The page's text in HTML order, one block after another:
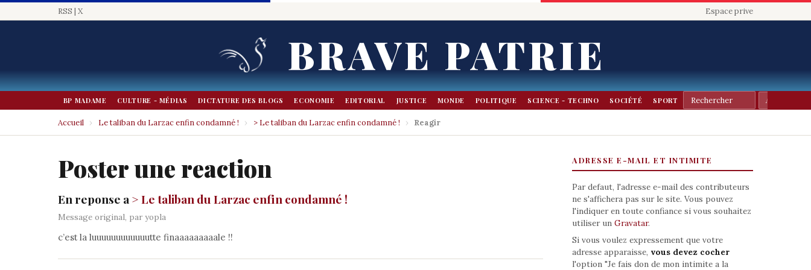
RSS | X Espace prive
BRAVE PATRIE
BP MADAME CULTURE - MÉDIAS DICTATURE DES BLOGS ECONOMIE EDITORIAL JUSTICE MONDE POLITIQUE SCIENCE - TECHNO SOCIÉTÉ SPORT
Accueil › Le taliban du Larzac enfin condamné ! › > Le taliban du Larzac enfin condamné ! › Reagir
Poster une reaction
En reponse a> Le taliban du Larzac enfin condamné !
Message original, par yopla
c’est la luuuuuuuuuuuutte finaaaaaaaaale !!
ADRESSE E-MAIL ET INTIMITE
Par defaut, l'adresse e-mail des contributeurs
ne s'affichera pas sur le site. Vous pouvez
l'indiquer en toute confiance si vous souhaitez
utiliser un Gravatar.
Si vous voulez expressement que votre
adresse apparaisse, vous devez cocher
l'option "Je fais don de mon intimite a la